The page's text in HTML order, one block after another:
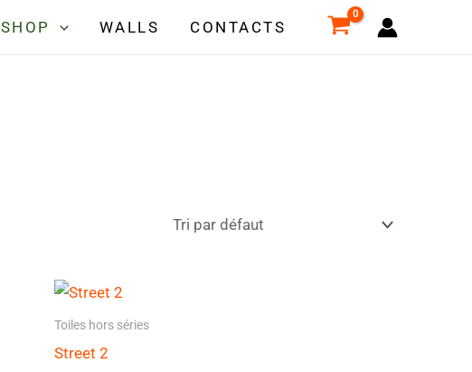
SHOP WALLS CONTACTS
Toiles hors séries
Street 2